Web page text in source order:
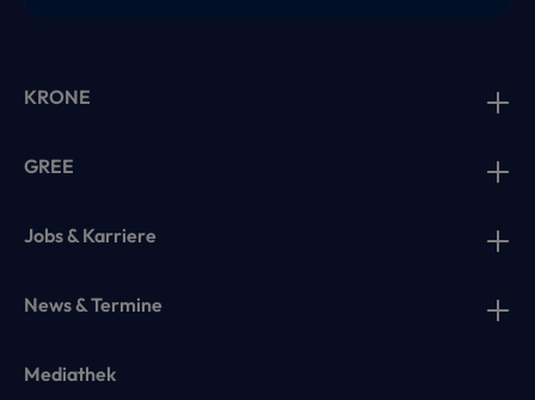
KRONE
GREE
Jobs & Karriere
News & Termine
Mediathek